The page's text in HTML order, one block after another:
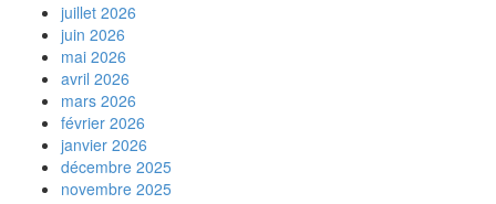
juillet 2026
juin 2026
mai 2026
avril 2026
mars 2026
février 2026
janvier 2026
décembre 2025
novembre 2025